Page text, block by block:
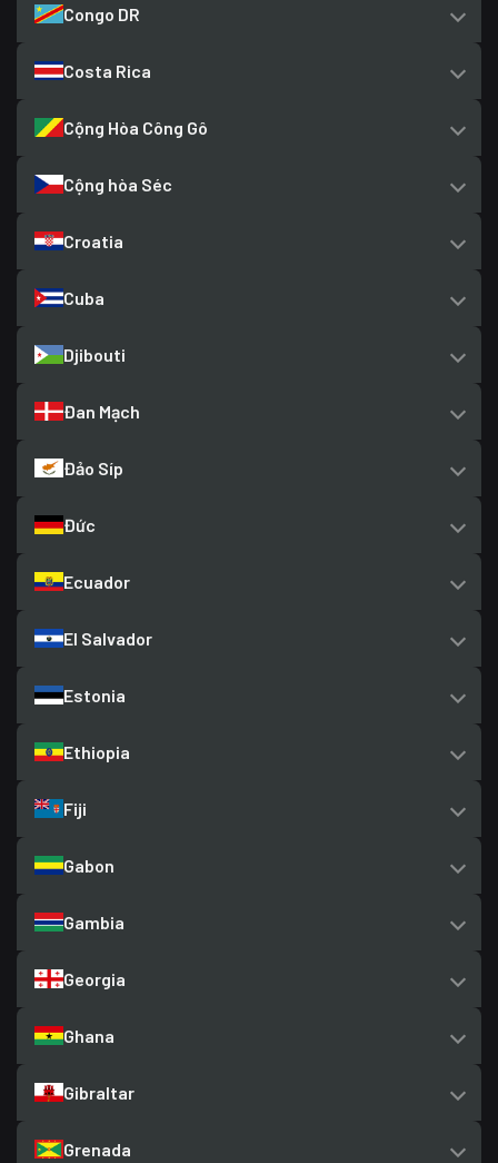
Congo DR
Costa Rica
Cộng Hòa Công Gô
Cộng hòa Séc
Croatia
Cuba
Djibouti
Đan Mạch
Đảo Síp
Đức
Ecuador
El Salvador
Estonia
Ethiopia
Fiji
Gabon
Gambia
Georgia
Ghana
Gibraltar
Grenada